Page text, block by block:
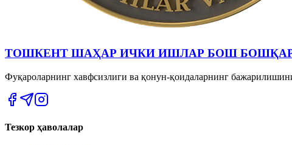
ТОШКЕНТ ШАҲАР ИЧКИ ИШЛАР БОШ
Фуқароларнинг хавфсизлиги ва қонун-қоидаларнинг
Тезкор ҳаволалар